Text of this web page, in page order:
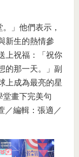
」他們表示，
新生的熱情參
上祝福：「祝你
的那一天。」副
上成為最亮的星
堂畫下完美句
／編輯：張適／